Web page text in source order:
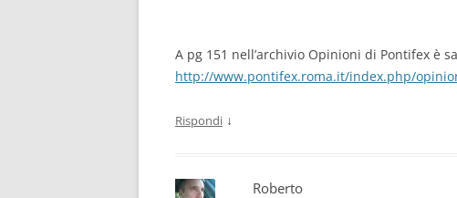
A pg 151 nell’archivio Opinioni di Pontifex è
http://www.pontifex.roma.it/index.php/
Rispondi ↓
Roberto